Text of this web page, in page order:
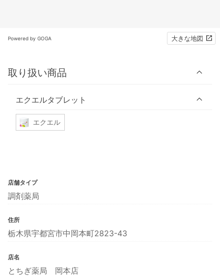
Powered by GOGA 大きな地図
取り扱い商品
エクエルタブレット
エクエル
店舗タイプ
調剤薬局
住所
栃木県宇都宮市中岡本町2823-43
店名
とちぎ薬局 岡本店